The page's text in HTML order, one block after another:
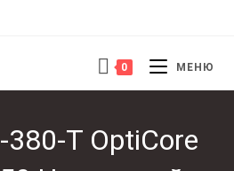
0 МЕНЮ
T OptiCore